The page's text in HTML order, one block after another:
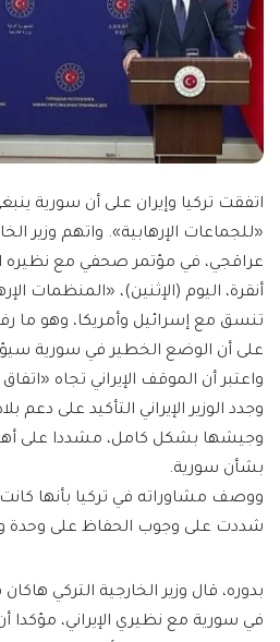
اتفقت تركيا وإيران على أن سورية
«للجماعات الإرهابية». واتهم وزير
عراقجي، في مؤتمر صحفي مع نظيره
أنقرة، اليوم (الإثنين)، «المنظمات
تنسق مع إسرائيل وأمريكا، وهو ما
على أن الوضع الخطير في سورية
واعتبر أن الموقف الإيراني تجاه
وجدد الوزير الإيراني التأكيد على دعم
وجيشها بشكل كامل، مشددا على
بشأن سورية.
ووصف مشاوراته في تركيا بأنها
شددت على وجوب الحفاظ على وحدة
بدوره، قال وزير الخارجية التركي
في سورية مع نظيري الإيراني، مؤكدا أن